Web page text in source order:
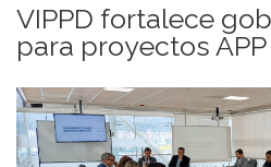
VIPPD fortalece
para proyectos APP